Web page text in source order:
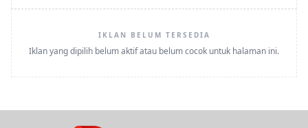
IKLAN BELUM TERSEDIA
Iklan yang dipilih belum aktif atau belum cocok untuk halaman ini.